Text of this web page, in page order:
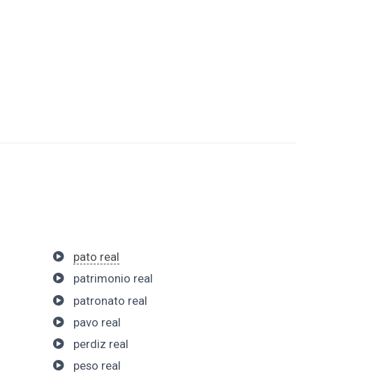
pato real
patrimonio real
patronato real
pavo real
perdiz real
peso real